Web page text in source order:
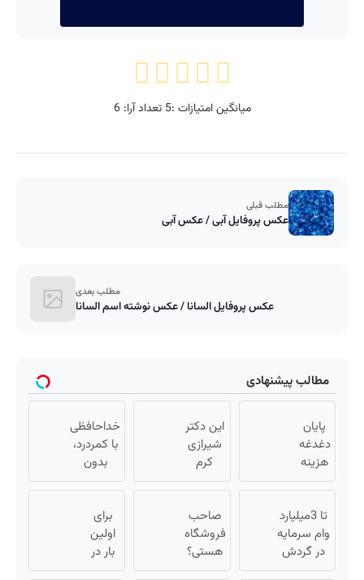
میانگین امتیازات :5 تعداد آرا:6
مطلب قبلی
عکس پروفایل آبی / عکس آبی
مطلب بعدی
عکس پروفایل السانا / عکس نوشته اسم السانا
مطالب پیشنهادی
پایان
دغدغه
هزینه
های
پزشکی
با پک
سفید
کننده
این دکتر
شیرازی
کرم
ترمیم
ایرانی را
ساخت!!!
خداحافظی
با کمردرد،
بدون
قرص و
تا 3میلیارد
وام سرمایه
در گردش
فروشندگان
صاحب
فروشگاه
هستی؟
وام تا ۳
برای
اولین
بار در
ایران